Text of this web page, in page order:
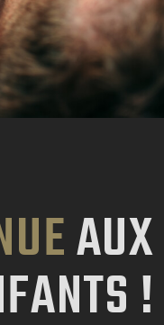
AUX
!